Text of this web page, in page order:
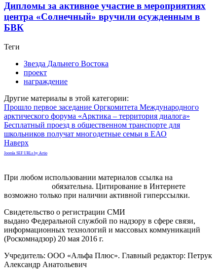
Дипломы за активное участие в мероприятиях
центра «Солнечный» вручили осужденным в
БВК
Теги
Звезда Дальнего Востока
проект
награждение
Другие материалы в этой категории:
Прошло первое заседание Оргкомитета Международного
арктического форума «Арктика – территория диалога»
Бесплатный проезд в общественном транспорте для
школьников получат многодетные семьи в ЕАО
Наверх
Joomla SEF URLs by Artio
При любом использовании материалов ссылка на
обязательна. Цитирование в Интернете
возможно только при наличии активной гиперссылки.
Свидетельство о регистрации СМИ
выдано Федеральной службой по надзору в сфере связи,
информационных технологий и массовых коммуникаций
(Роскомнадзор) 20 мая 2016 г.
Учредитель: ООО «Альфа Плюс». Главный редактор: Петрук
Александр Анатольевич